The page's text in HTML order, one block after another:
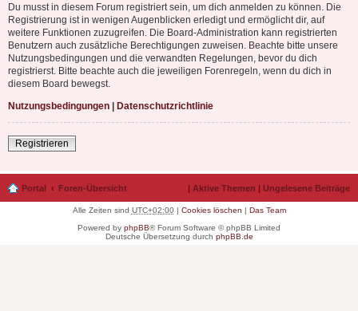
Du musst in diesem Forum registriert sein, um dich anmelden zu können. Die
Registrierung ist in wenigen Augenblicken erledigt und ermöglicht dir, auf
weitere Funktionen zuzugreifen. Die Board-Administration kann registrierten
Benutzern auch zusätzliche Berechtigungen zuweisen. Beachte bitte unsere
Nutzungsbedingungen und die verwandten Regelungen, bevor du dich
registrierst. Bitte beachte auch die jeweiligen Forenregeln, wenn du dich in
diesem Board bewegst.
Nutzungsbedingungen | Datenschutzrichtlinie
Registrieren
Portal Foren-Übersicht | Aktive Themen | Ungelesene Beiträge
Alle Zeiten sind UTC+02:00| Cookies löschen | Das Team
Powered by phpBB® Forum Software © phpBB Limited
Deutsche Übersetzung durch phpBB.de